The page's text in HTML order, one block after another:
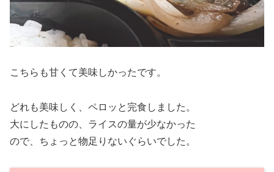
こちらも甘くて美味しかったです。
どれも美味しく、ペロッと完食しました。
大にしたものの、ライスの量が少なかった
ので、ちょっと物足りないぐらいでした。